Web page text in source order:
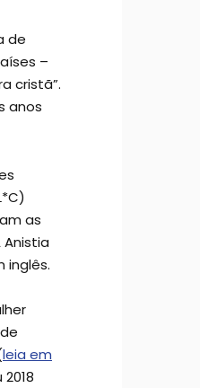
de
–
cristã”.
anos
as
inglês.
leia em